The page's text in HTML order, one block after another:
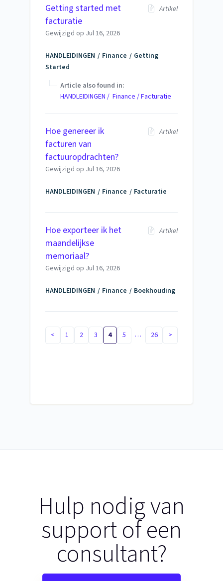
Getting started met
facturatie
Artikel
Gewijzigd op Jul 16, 2026
HANDLEIDINGEN Finance
Getting
Started
Article also found in:
HANDLEIDINGEN / Finance / Facturatie
Hoe genereer ik
facturen van
factuuropdrachten?
Artikel
Gewijzigd op Jul 16, 2026
HANDLEIDINGEN Finance Facturatie
Hoe exporteer ik het
maandelijkse
memoriaal?
Artikel
Gewijzigd op Jul 16, 2026
HANDLEIDINGEN Finance Boekhouding
< 1 2 3 4 5 … 26 >
Hulp nodig van
support of een
consultant?